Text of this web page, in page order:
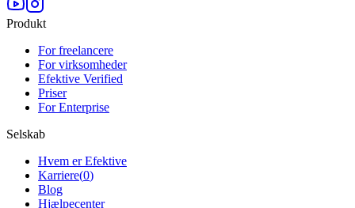
Produkt
For freelancere
For virksomheder
Efektive Verified
Priser
For Enterprise
Selskab
Hvem er Efektive
Karriere(0)
Blog
Hjælpecenter